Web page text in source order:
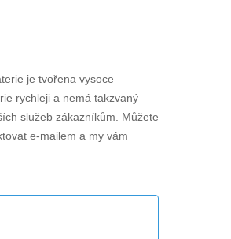
je tvořena vysoce
rychleji a nemá takzvaný
služeb zákazníkům. Můžete
e-mailem a my vám